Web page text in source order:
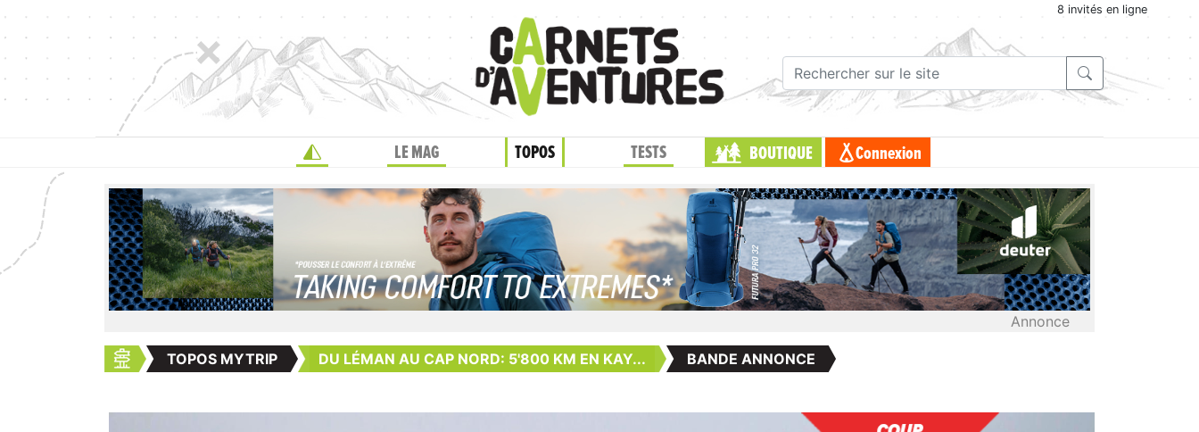
8 invités en ligne
LE MAG TOPOS TESTS BOUTIQUE Connexion
Annonce
TOPOS MYTRIP DU LÉMAN AU CAP NORD: 5'800 KM EN KAY... BANDE ANNONCE